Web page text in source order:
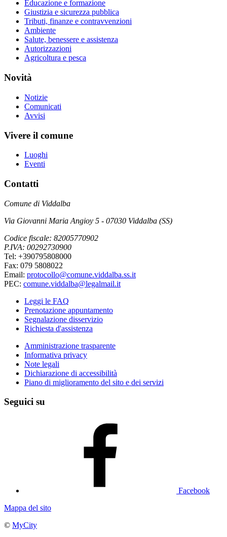
Educazione e formazione
Giustizia e sicurezza pubblica
Tributi, finanze e contravvenzioni
Ambiente
Salute, benessere e assistenza
Autorizzazioni
Agricoltura e pesca
Novità
Notizie
Comunicati
Avvisi
Vivere il comune
Luoghi
Eventi
Contatti
Comune di Viddalba
Via Giovanni Maria Angioy 5 - 07030 Viddalba (SS)
Codice fiscale: 82005770902
P.IVA: 00292730900
Tel: +390795808000
Fax: 079 5808022
Email: protocollo@comune.viddalba.ss.it
PEC: comune.viddalba@legalmail.it
Leggi le FAQ
Prenotazione appuntamento
Segnalazione disservizio
Richiesta d'assistenza
Amministrazione trasparente
Informativa privacy
Note legali
Dichiarazione di accessibilità
Piano di miglioramento del sito e dei servizi
Seguici su
Facebook
Mappa del sito
© MyCity